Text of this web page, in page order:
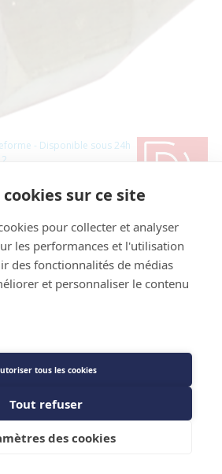
- Disponible sous 24h
F1/4 (6 pièces)
au panier
sur ce site
pour collecter et analyser
les performances et l'utilisation
des fonctionnalités de médias
et personnaliser le contenu
tous les cookies
Tout refuser
des cookies